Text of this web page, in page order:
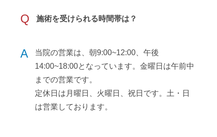
Q 施術を受けられる時間帯は？
A
当院の営業は、朝9:00~12:00、午後
14:00~18:00となっています。金曜日は午前中
までの営業です。
定休日は月曜日、火曜日、祝日です。土・日
は営業しております。